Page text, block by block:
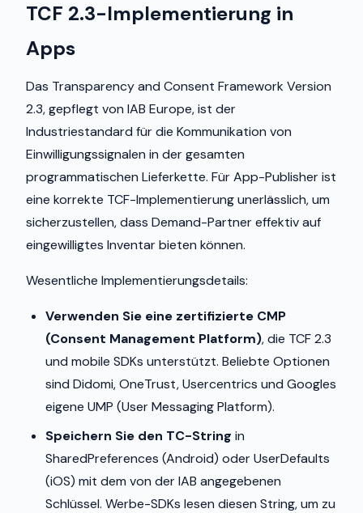
TCF 2.3-Implementierung in
Apps
Das Transparency and Consent Framework Version
2.3, gepflegt von IAB Europe, ist der
Industriestandard für die Kommunikation von
Einwilligungssignalen in der gesamten
programmatischen Lieferkette. Für App-Publisher ist
eine korrekte TCF-Implementierung unerlässlich, um
sicherzustellen, dass Demand-Partner effektiv auf
eingewilligtes Inventar bieten können.
Wesentliche Implementierungsdetails:
Verwenden Sie eine zertifizierte CMP
(Consent Management Platform), die TCF 2.3
und mobile SDKs unterstützt. Beliebte Optionen
sind Didomi, OneTrust, Usercentrics und Googles
eigene UMP (User Messaging Platform).
Speichern Sie den TC-String in
SharedPreferences (Android) oder UserDefaults
(iOS) mit dem von der IAB angegebenen
Schlüssel. Werbe-SDKs lesen diesen String, um zu